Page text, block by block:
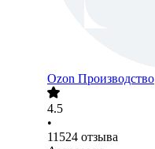
Ozon Производство
4.5
•
11524 отзыва